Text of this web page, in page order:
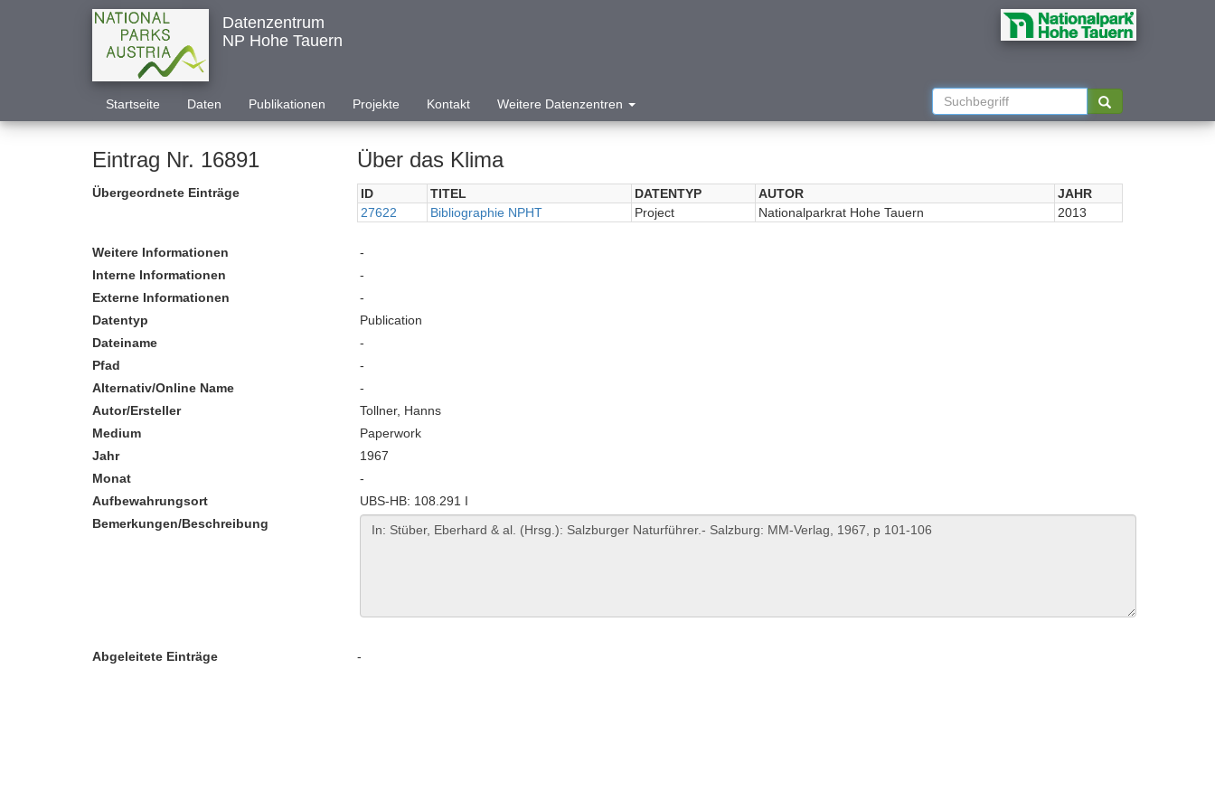
Datenzentrum
NP Hohe Tauern
Startseite Daten Publikationen Projekte Kontakt Weitere Datenzentren
Eintrag Nr. 16891 Über das Klima
Übergeordnete Einträge ID TITEL DATENTYP AUTOR
JAHR
27622
Bibliographie NPHT Project Nationalparkrat Hohe Tauern 2013
Weitere Informationen
-
Interne Informationen
-
Externe Informationen
-
Datentyp
Publication
Dateiname
-
Pfad
-
Alternativ/Online Name
-
Autor/Ersteller
Tollner, Hanns
Medium
Paperwork
Jahr
1967
Monat
-
Aufbewahrungsort
UBS-HB: 108.291 I
Bemerkungen/Beschreibung
Abgeleitete Einträge -